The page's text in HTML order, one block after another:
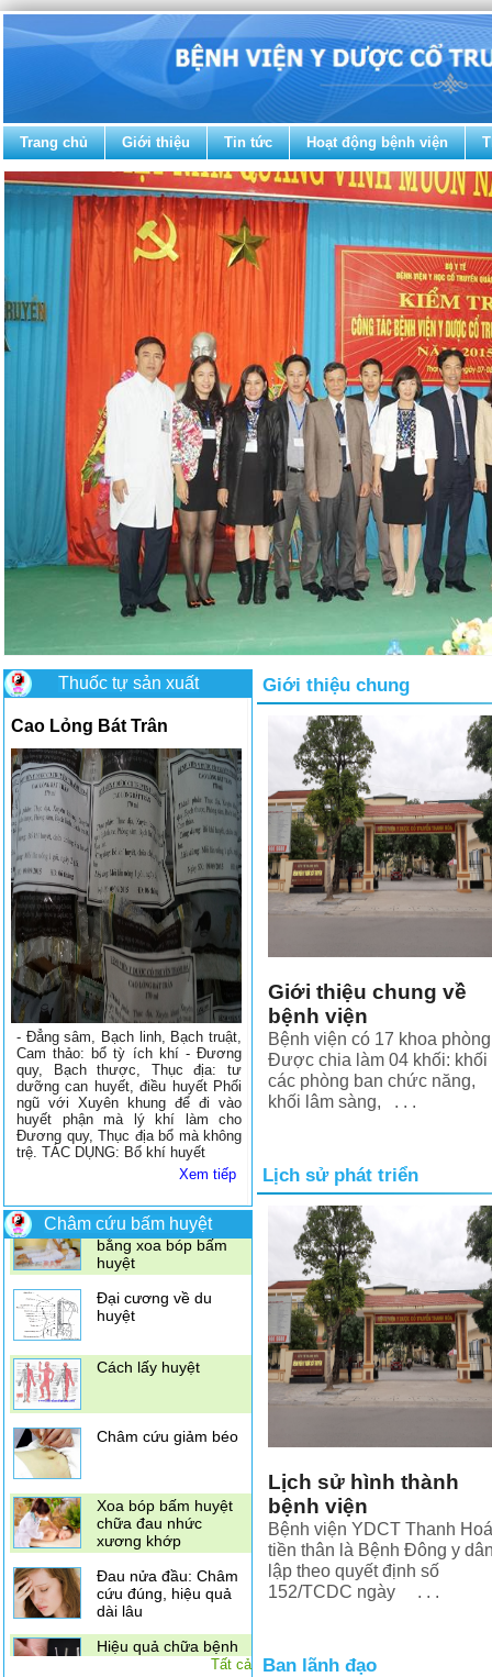
Trang chủ Giới thiệu Tin tức Hoạt động bệnh viện
Thuốc tự sản xuất
Cao Lỏng Bát Trân
- Đẳng sâm, Bạch linh, Bạch truật,
Cam thảo: bổ tỳ ích khí - Đương
quy, Bạch thược, Thục địa: tư
dưỡng can huyết, điều huyết Phối
ngũ với Xuyên khung để đi vào
huyết phận mà lý khí làm cho
Đương quy, Thục địa bổ mà không
trệ. TÁC DỤNG: Bổ khí huyết
Xem tiếp
Châm cứu bấm huyệt
Điều trị đau vai gáy
bằng xoa bóp bấm
huyệt
Đại cương về du
huyệt
Cách lấy huyệt
xương khớp
Đau nửa đầu: Châm
cứu đúng, hiệu quả
dài lâu
Hiệu quả chữa bệnh
bất ngờ từ phương
pháp châm cứu
Tất cả
Giới thiệu chung
Giới thiệu chung về
bệnh viện
Bệnh viện có 17 khoa
Được chia làm 04 khối: khối
các phòng ban chức năng,
khối lâm sàng, . . .
Lịch sử phát triển
Lịch sử hình thành
bệnh viện
Bệnh viện YDCT Thanh Hoá
tiền thân là Bệnh Đông y
lập theo quyết định số
152/TCDC ngày . . .
Ban lãnh đạo